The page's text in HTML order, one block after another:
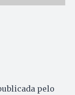
pelo